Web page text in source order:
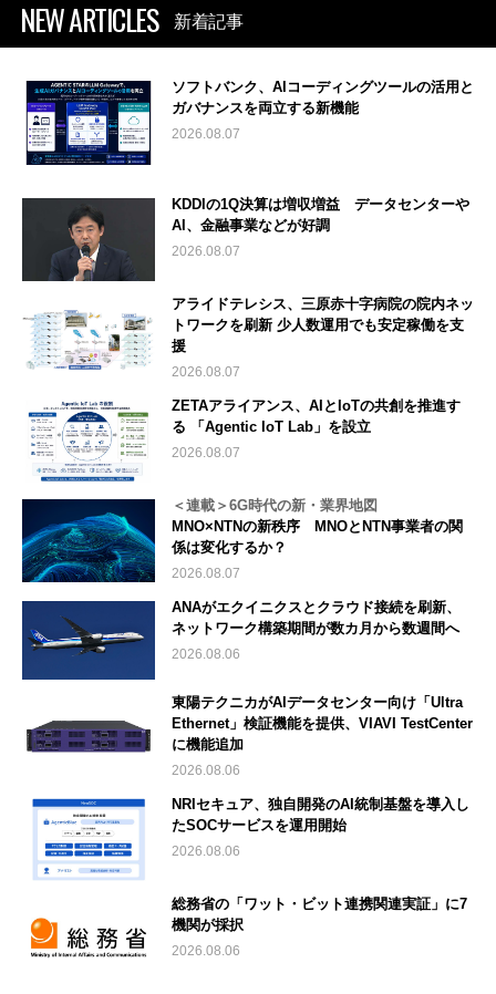
NEW ARTICLES 新着記事
ソフトバンク、AIコーディングツールの活用と
ガバナンスを両立する新機能
2026.08.07
KDDIの1Q決算は増収増益 データセンターや
AI、金融事業などが好調
2026.08.07
アライドテレシス、三原赤十字病院の院内ネッ
トワークを刷新 少人数運用でも安定稼働を支
援
2026.08.07
ZETAアライアンス、AIとIoTの共創を推進す
る 「Agentic IoT Lab」を設立
2026.08.07
＜連載＞6G時代の新・業界地図
MNO×NTNの新秩序 MNOとNTN事業者の関
係は変化するか？
2026.08.07
ANAがエクイニクスとクラウド接続を刷新、
ネットワーク構築期間が数カ月から数週間へ
2026.08.06
東陽テクニカがAIデータセンター向け「Ultra
Ethernet」検証機能を提供、VIAVI TestCenter
に機能追加
2026.08.06
NRIセキュア、独自開発のAI統制基盤を導入し
たSOCサービスを運用開始
2026.08.06
総務省の「ワット・ビット連携関連実証」に7
機関が採択
2026.08.06